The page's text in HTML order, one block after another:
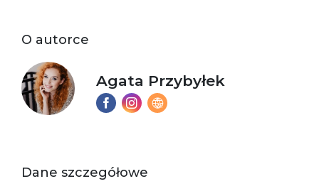
O autorce
Agata Przybyłek
Dane szczegółowe